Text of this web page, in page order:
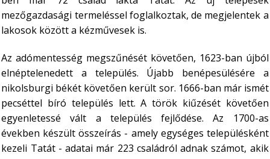
mezőgazdasági termeléssel foglalkoztak, de megjelentek a
lakosok között a kézművesek is.
Az adómentesség megszűnését követően, 1623-ban újból
elnéptelenedett a település. Újabb benépesülésére a
nikolsburgi békét követően került sor. 1666-ban már ismét
pecséttel bíró település lett. A török kiűzését követően
egyenletessé vált a település fejlődése. Az 1700-as
években készült összeírás - amely egységes településként
kezeli Tatát - adatai már 223 családról adnak számot, akik